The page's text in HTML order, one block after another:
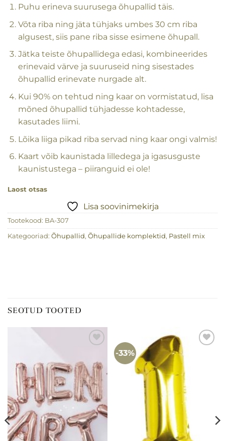
Puhu erineva suurusega õhupallid täis.
Võta riba ning jäta tühjaks umbes 30 cm riba
algusest, siis pane riba sisse esimene õhupall.
Jätka teiste õhupallidega edasi, kombineerides
erinevaid värve ja suuruseid ning sisestades
õhupallid erinevate nurgade alt.
Kui 90% on tehtud ning kaar on vormistatud, lisa
mõned õhupallid tühjadesse kohtadesse,
kasutades liimi.
Lõika liiga pikad riba servad ning kaar ongi valmis!
Kaart võib kaunistada lilledega ja igasusguste
kaunistustega – piiranguid ei ole!
Laost otsas
Lisa soovinimekirja
Tootekood: BA-307
Kategooriad: Õhupallid, Õhupallide komplektid, Pastell mix
SEOTUD TOOTED
-33%
soovinimekirja